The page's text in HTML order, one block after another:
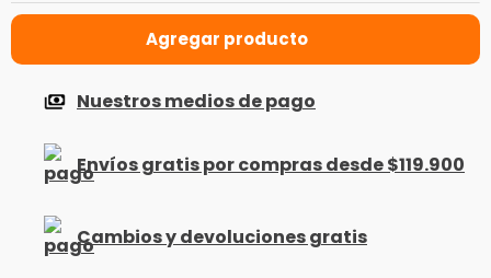
Nuestros medios de pago
Envíos gratis por compras desde $119.900
Cambios y devoluciones gratis